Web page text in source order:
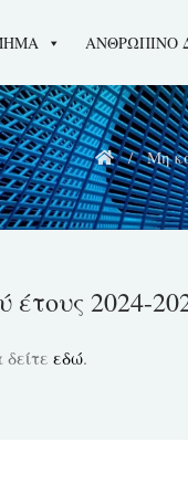
ΑΝΘΡΩΠΙΝΟ
Μη
2024-
εδώ.